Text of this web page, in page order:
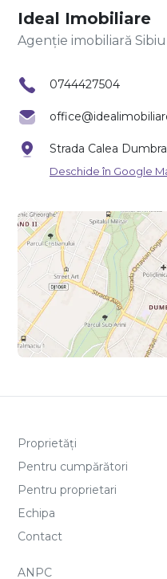
Ideal Imobiliare
Agenție imobiliară Sibiu
0744427504
Strada Calea
Deschide în Google
Proprietăți
Pentru cumpărători
Pentru proprietari
Echipa
Contact
ANPC